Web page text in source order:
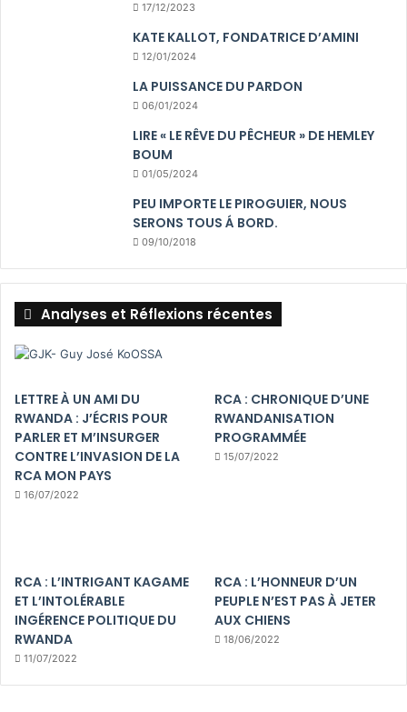
17/12/2023
KATE KALLOT, FONDATRICE D’AMINI
12/01/2024
LA PUISSANCE DU PARDON
06/01/2024
LIRE « LE RÊVE DU PÊCHEUR » DE HEMLEY
BOUM
01/05/2024
PEU IMPORTE LE PIROGUIER, NOUS
SERONS TOUS Á BORD.
09/10/2018
Analyses et Réflexions récentes
LETTRE À UN AMI DU
RWANDA : J’ÉCRIS POUR
PARLER ET M’INSURGER
CONTRE L’INVASION DE LA
RCA MON PAYS
16/07/2022
RCA : CHRONIQUE D’UNE
RWANDANISATION
PROGRAMMÉE
15/07/2022
RCA : L’INTRIGANT KAGAME
ET L’INTOLÉRABLE
INGÉRENCE POLITIQUE DU
RWANDA
11/07/2022
RCA : L’HONNEUR D’UN
PEUPLE N’EST PAS À JETER
AUX CHIENS
18/06/2022